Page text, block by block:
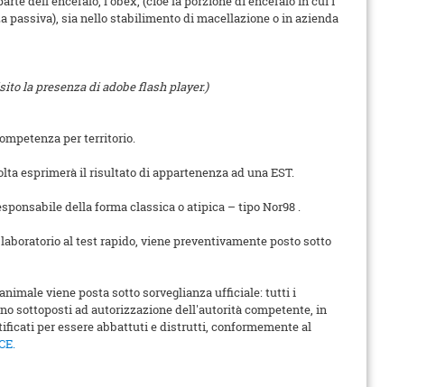
sia nello stabilimento di macellazione o in azienda
la presenza di adobe flash player.)
per territorio.
esprimerà il risultato di appartenenza ad una EST.
della forma classica o atipica – tipo Nor98 .
al test rapido, viene preventivamente posto sotto
viene posta sotto sorveglianza ufficiale: tutti i
sottoposti ad autorizzazione dell'autorità competente, in
per essere abbattuti e distrutti, conformemente al